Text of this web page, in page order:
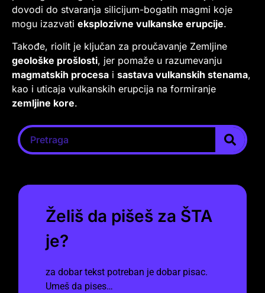
dovodi do stvaranja silicijum-bogatih magmi koje
mogu izazvati eksplozivne vulkanske erupcije.
Takođe, riolit je ključan za proučavanje Zemljine
geološke prošlosti, jer pomaže u razumevanju
magmatskih procesa i sastava vulkanskih stenama,
kao i uticaja vulkanskih erupcija na formiranje
zemljine kore.
Želiš da pišeš za ŠTA
je?
za dobar tekst potreban je dobar pisac.
Umeš da pises…